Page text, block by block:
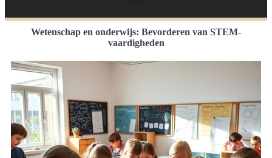
Wetenschap en onderwijs: Bevorderen van STEM-
vaardigheden